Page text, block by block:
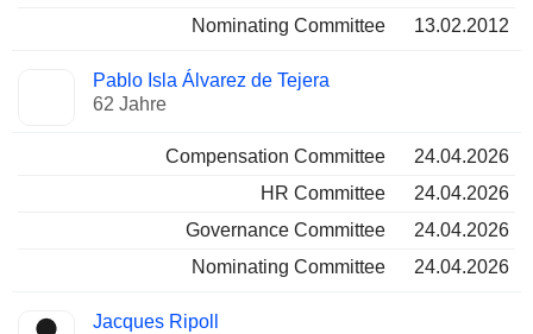
Nominating Committee
13.02.2012
Pablo Isla Álvarez de Tejera
62 Jahre
Compensation Committee
24.04.2026
HR Committee
24.04.2026
Governance Committee
24.04.2026
Nominating Committee
24.04.2026
Jacques Ripoll